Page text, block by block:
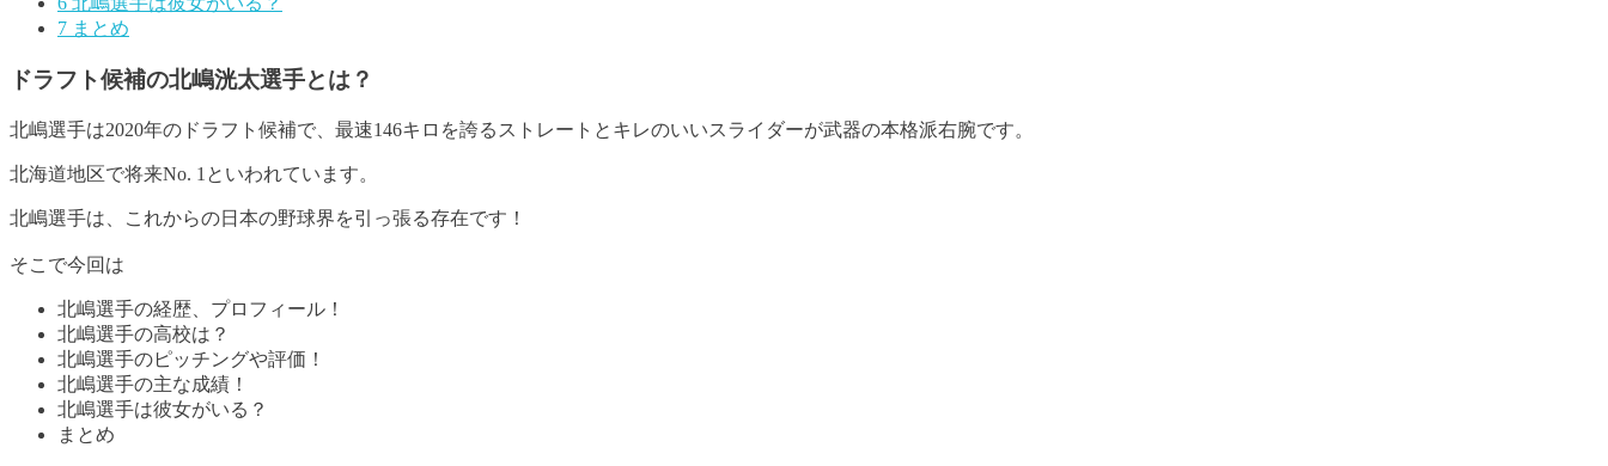
7 まとめ
ドラフト候補の北嶋洸太選手とは？
北嶋選手は2020年のドラフト候補で、最速146キロを誇るストレートとキレのいいスライダーが武器の本格派右腕です。
北海道地区で将来No. 1といわれています。
北嶋選手は、これからの日本の野球界を引っ張る存在です！
そこで今回は
北嶋選手の経歴、プロフィール！
北嶋選手の高校は？
北嶋選手のピッチングや評価！
北嶋選手の主な成績！
北嶋選手は彼女がいる？
まとめ